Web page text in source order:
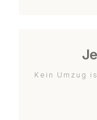
Kein Umzug